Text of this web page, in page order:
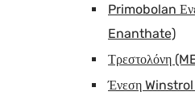
Primobolan
Enanthate)
Τρεστολόνη
Ένεση